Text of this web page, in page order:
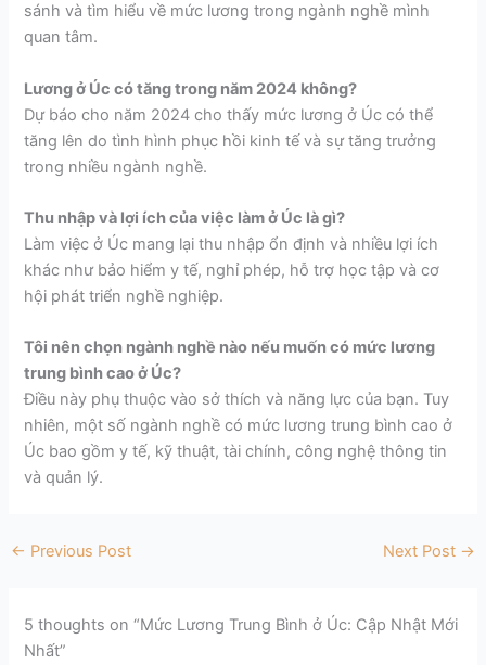
sánh và tìm hiểu về mức lương trong ngành nghề mình
quan tâm.
Lương ở Úc có tăng trong năm 2024 không?
Dự báo cho năm 2024 cho thấy mức lương ở Úc có thể
tăng lên do tình hình phục hồi kinh tế và sự tăng trưởng
trong nhiều ngành nghề.
Thu nhập và lợi ích của việc làm ở Úc là gì?
Làm việc ở Úc mang lại thu nhập ổn định và nhiều lợi ích
khác như bảo hiểm y tế, nghỉ phép, hỗ trợ học tập và cơ
hội phát triển nghề nghiệp.
Tôi nên chọn ngành nghề nào nếu muốn có mức lương
trung bình cao ở Úc?
Điều này phụ thuộc vào sở thích và năng lực của bạn. Tuy
nhiên, một số ngành nghề có mức lương trung bình cao ở
Úc bao gồm y tế, kỹ thuật, tài chính, công nghệ thông tin
và quản lý.
← Previous Post Next Post →
5 thoughts on “Mức Lương Trung Bình ở Úc: Cập Nhật Mới
Nhất”